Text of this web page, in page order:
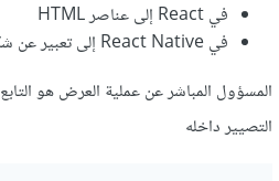
في React إلى عناصر HTML
في React Native إلى تعبير عن شكل الواجهة في تطبيق الهاتف
التصيير داخله